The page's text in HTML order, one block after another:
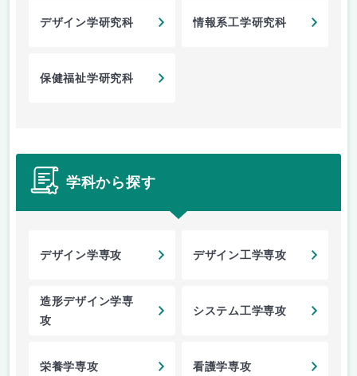
デザイン学研究科 情報系工学研究科
保健福祉学研究科
学科から探す
デザイン学専攻 デザイン工学専攻
造形デザイン学専
攻
システム工学専攻
栄養学専攻 看護学専攻